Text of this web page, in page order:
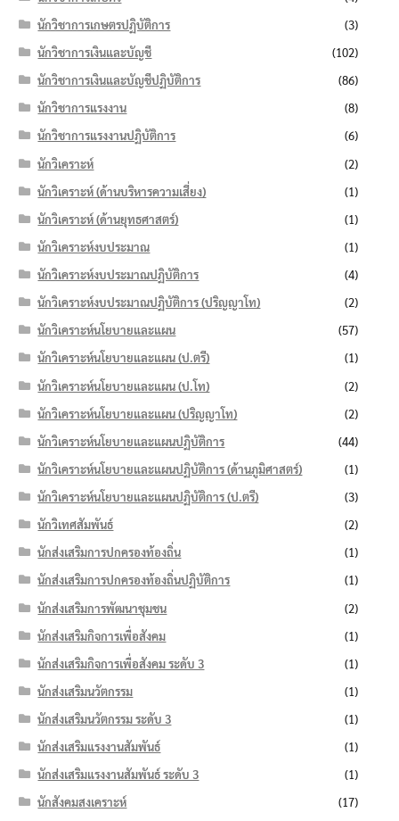
นักวิชาการเกษตรปฏิบัติการ
(3)
นักวิชาการเงินและบัญชี
(102)
นักวิชาการเงินและบัญชีปฏิบัติการ
(86)
นักวิชาการแรงงาน
(8)
นักวิชาการแรงงานปฏิบัติการ
(6)
นักวิเคราะห์
(2)
นักวิเคราะห์ (ด้านบริหารความเสี่ยง)
(1)
นักวิเคราะห์ (ด้านยุทธศาสตร์)
(1)
นักวิเคราะห์งบประมาณ
(1)
นักวิเคราะห์งบประมาณปฏิบัติการ
(4)
นักวิเคราะห์งบประมาณปฏิบัติการ (ปริญญาโท)
(2)
นักวิเคราะห์นโยบายและแผน
(57)
นักวิเคราะห์นโยบายและแผน (ป.ตรี)
(1)
นักวิเคราะห์นโยบายและแผน (ป.โท)
(2)
นักวิเคราะห์นโยบายและแผน (ปริญญาโท)
(2)
นักวิเคราะห์นโยบายและแผนปฏิบัติการ
(44)
นักวิเคราะห์นโยบายและแผนปฏิบัติการ (ด้านภูมิศาสตร์)
(1)
นักวิเคราะห์นโยบายและแผนปฏิบัติการ (ป.ตรี)
(3)
นักวิเทศสัมพันธ์
(2)
นักส่งเสริมการปกครองท้องถิ่น
(1)
นักส่งเสริมการปกครองท้องถิ่นปฏิบัติการ
(1)
นักส่งเสริมการพัฒนาชุมชน
(2)
นักส่งเสริมกิจการเพื่อสังคม
(1)
นักส่งเสริมกิจการเพื่อสังคม ระดับ 3
(1)
นักส่งเสริมนวัตกรรม
(1)
นักส่งเสริมนวัตกรรม ระดับ 3
(1)
นักส่งเสริมแรงงานสัมพันธ์
(1)
นักส่งเสริมแรงงานสัมพันธ์ ระดับ 3
(1)
นักสังคมสงเคราะห์
(17)